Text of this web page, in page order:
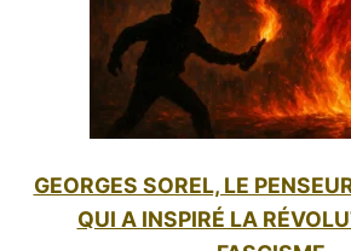
GEORGES SOREL, LE
QUI A INSPIRÉ LA